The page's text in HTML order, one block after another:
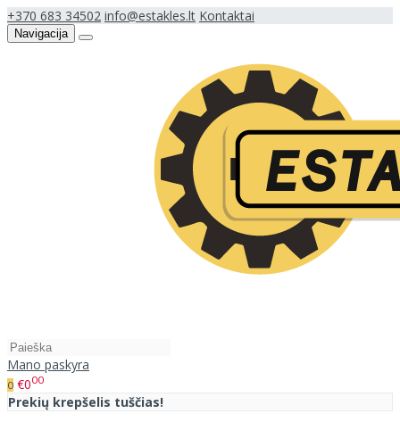
+370 683 34502 info@estakles.lt Kontaktai
Navigacija
Mano paskyra
0 €000
Prekių krepšelis tuščias!